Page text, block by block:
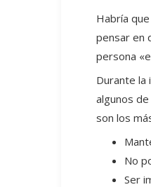
Habría
pensar en
persona
Durante la
algunos
son los
No
Ser